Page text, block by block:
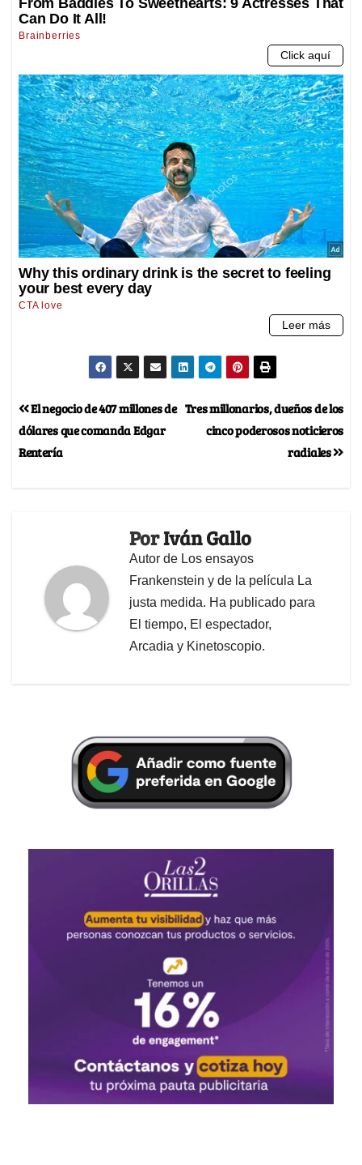
Tres millonarios, dueños de los
cinco poderosos noticieros
radiales
El negocio de 407 millones de
dólares que comanda Edgar
Rentería
PorIván Gallo
Autor de Los ensayos
Frankenstein y de la película La
justa medida. Ha publicado para
El tiempo, El espectador,
Arcadia y Kinetoscopio.